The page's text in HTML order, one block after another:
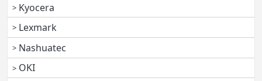
Kyocera
Lexmark
Nashuatec
OKI